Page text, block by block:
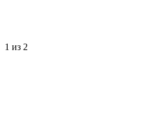
1 из 2